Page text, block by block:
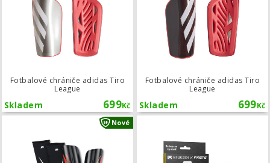
Fotbalové chrániče adidas Tiro
League
699Kč
Skladem
Fotbalové chrániče adidas Tiro
League
699Kč
Skladem
Nové